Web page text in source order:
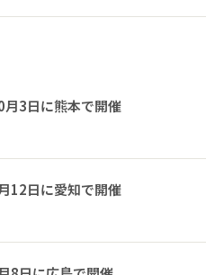
3日に熊本で開催
12日に愛知で開催